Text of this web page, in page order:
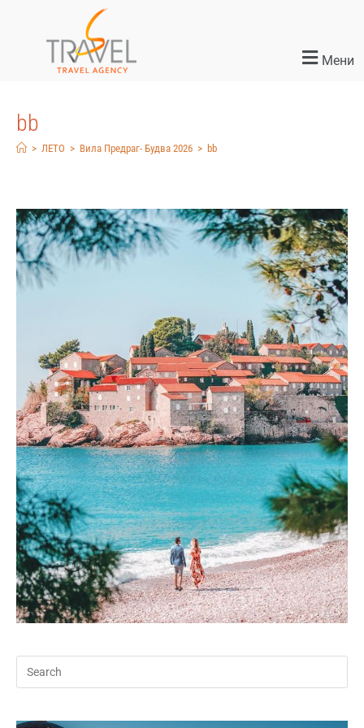
Мени
bb
> ЛЕТО > Вила Предраг- Будва 2026 > bb